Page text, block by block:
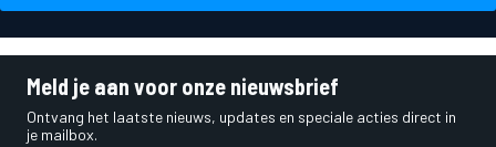
Meld je aan voor onze nieuwsbrief
Ontvang het laatste nieuws, updates en speciale acties direct in
je mailbox.